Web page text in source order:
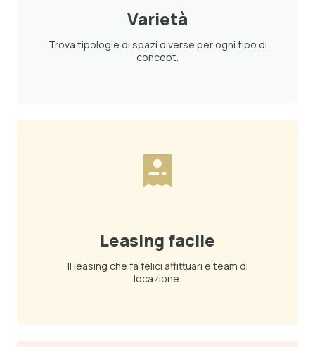
Varietà
Trova tipologie di spazi diverse per ogni tipo di
concept.
Leasing facile
Il leasing che fa felici affittuari e team di
locazione.